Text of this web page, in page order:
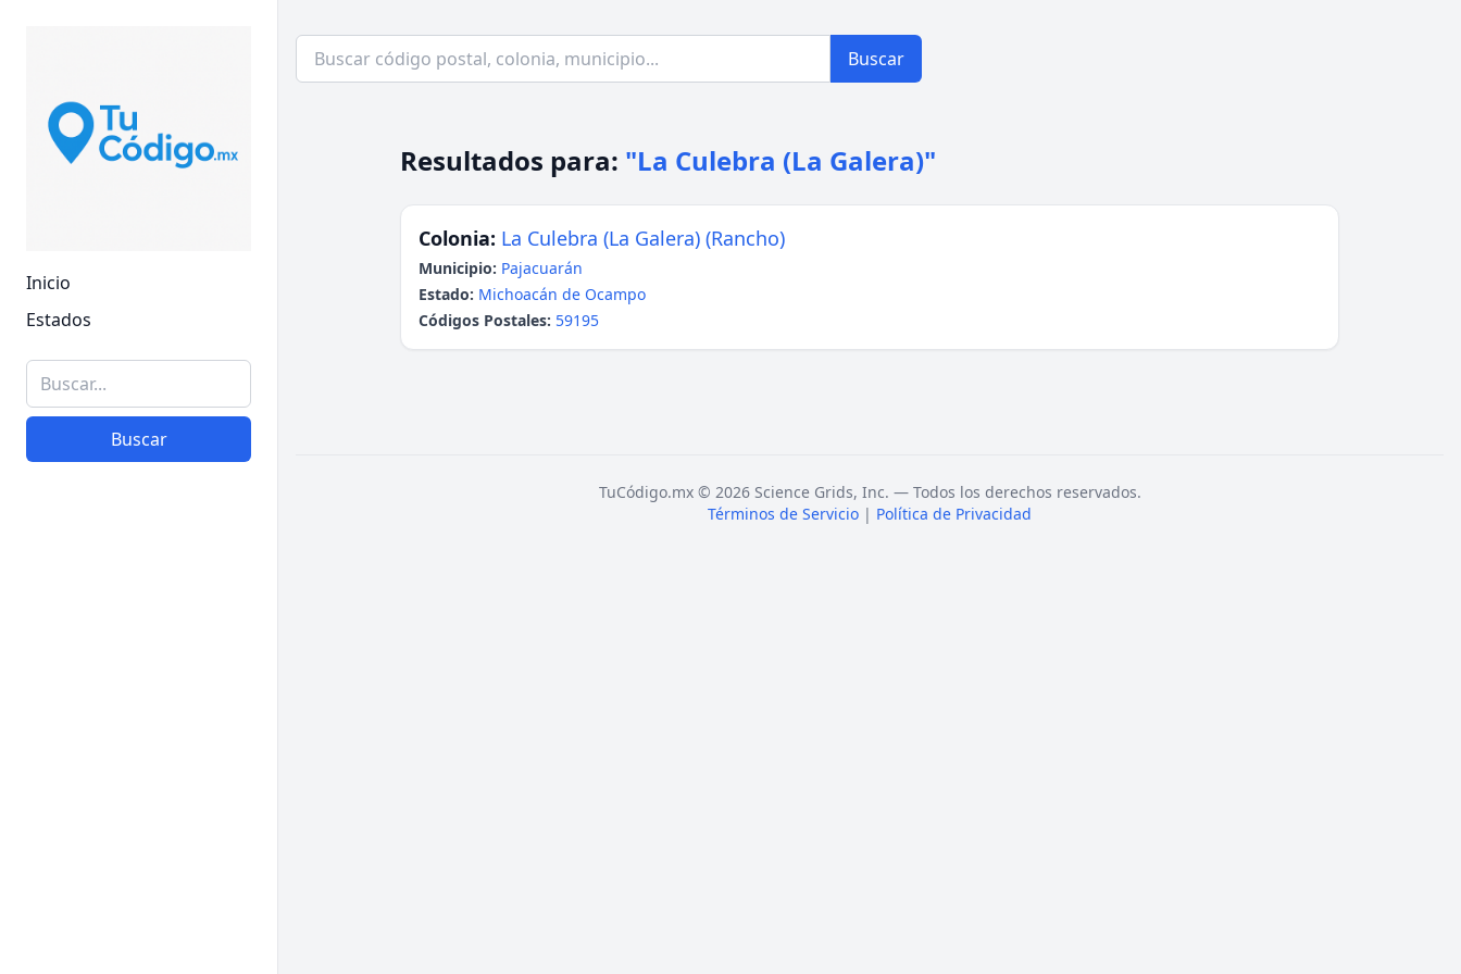
Inicio
Estados
Buscar
Buscar
Resultados para: "La Culebra (La Galera)"
Colonia: La Culebra (La Galera) (Rancho)
Municipio: Pajacuarán
Estado: Michoacán de Ocampo
Códigos Postales: 59195
TuCódigo.mx © 2026 Science Grids, Inc. — Todos los derechos reservados.
Términos de Servicio | Política de Privacidad